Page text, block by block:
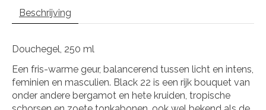
Beschrijving
Douchegel, 250 ml
Een fris-warme geur, balancerend tussen licht en intens,
feminien en masculien. Black 22 is een rijk bouquet van
onder andere bergamot en hete kruiden, tropische